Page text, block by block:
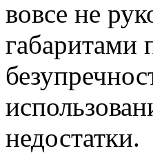
вовсе не
габаритами
недостатки.